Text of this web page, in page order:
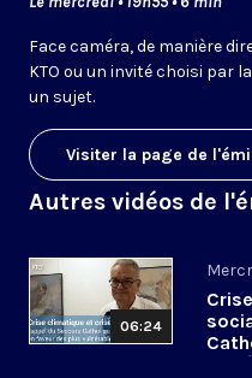
Face caméra, de manière
KTO ou un invité choisi par
un sujet.
Visiter la page de
Autres vidéos de
06:24